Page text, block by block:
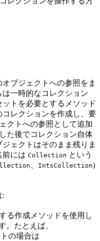
ブジェクトへの参照をま
一時的なコレクション
トを必要とするメソッド
レクションを作成し、要
クトへの参照として追加
た後でコレクション自体
ェクトはそのまま残りま
前には Collection という
IntsCollection)
:
る作成メソッドを使用し
。たとえば、
の場合は